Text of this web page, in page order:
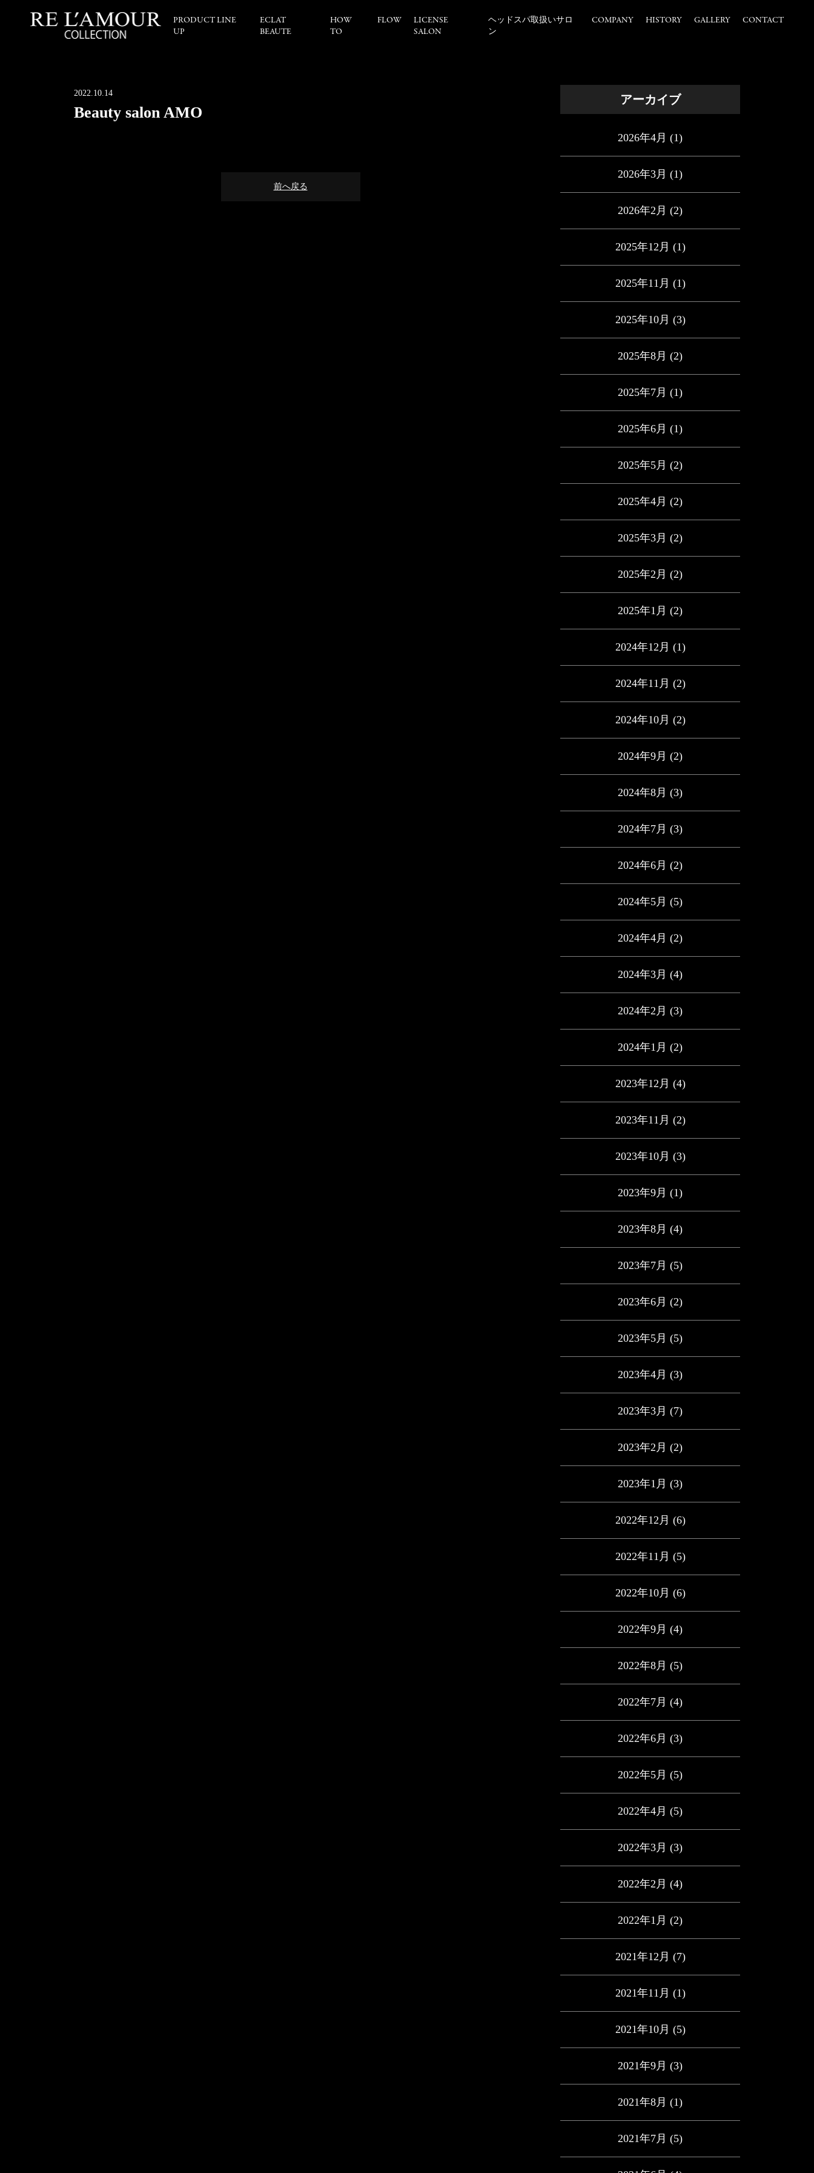
PRODUCT LINE
UP
ECLAT
BEAUTE
HOW
TO
FLOW
LICENSE
SALON
ヘッドスパ取扱いサロ
ン
COMPANY HISTORY GALLERY CONTACT
2022.10.14
Beauty salon AMO
前へ戻る
アーカイブ
2026年4月 (1)
2026年3月 (1)
2026年2月 (2)
2025年12月 (1)
2025年11月 (1)
2025年10月 (3)
2025年8月 (2)
2025年7月 (1)
2025年6月 (1)
2025年5月 (2)
2025年4月 (2)
2025年3月 (2)
2025年2月 (2)
2025年1月 (2)
2024年12月 (1)
2024年11月 (2)
2024年10月 (2)
2024年9月 (2)
2024年8月 (3)
2024年7月 (3)
2024年6月 (2)
2024年5月 (5)
2024年4月 (2)
2024年3月 (4)
2024年2月 (3)
2024年1月 (2)
2023年12月 (4)
2023年11月 (2)
2023年10月 (3)
2023年9月 (1)
2023年8月 (4)
2023年7月 (5)
2023年6月 (2)
2023年5月 (5)
2023年4月 (3)
2023年3月 (7)
2023年2月 (2)
2023年1月 (3)
2022年12月 (6)
2022年11月 (5)
2022年10月 (6)
2022年9月 (4)
2022年8月 (5)
2022年7月 (4)
2022年6月 (3)
2022年5月 (5)
2022年4月 (5)
2022年3月 (3)
2022年2月 (4)
2022年1月 (2)
2021年12月 (7)
2021年11月 (1)
2021年10月 (5)
2021年9月 (3)
2021年8月 (1)
2021年7月 (5)